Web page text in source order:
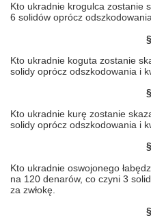
Kto ukradnie krogulca zostanie
6 solidów oprócz
Kto ukradnie koguta zostanie
solidy oprócz odszkodowania i
Kto ukradnie kurę zostanie
solidy oprócz odszkodowania i
Kto ukradnie oswojonego
na 120 denarów, co czyni 3
za zwłokę.